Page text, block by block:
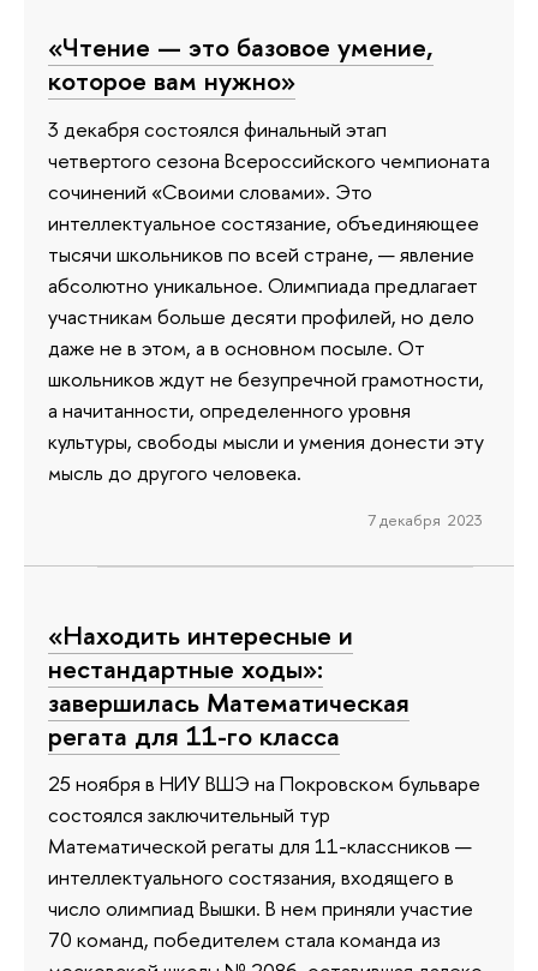
«Чтение — это базовое умение,
которое вам нужно»
3 декабря состоялся финальный этап
четвертого сезона Всероссийского чемпионата
сочинений «Своими словами». Это
интеллектуальное состязание, объединяющее
тысячи школьников по всей стране, — явление
абсолютно уникальное. Олимпиада предлагает
участникам больше десяти профилей, но дело
даже не в этом, а в основном посыле. От
школьников ждут не безупречной грамотности,
а начитанности, определенного уровня
культуры, свободы мысли и умения донести эту
мысль до другого человека.
7 декабря 2023
«Находить интересные и
нестандартные ходы»:
завершилась Математическая
регата для 11-го класса
25 ноября в НИУ ВШЭ на Покровском бульваре
состоялся заключительный тур
Математической регаты для 11-классников —
интеллектуального состязания, входящего в
число олимпиад Вышки. В нем приняли участие
70 команд, победителем стала команда из